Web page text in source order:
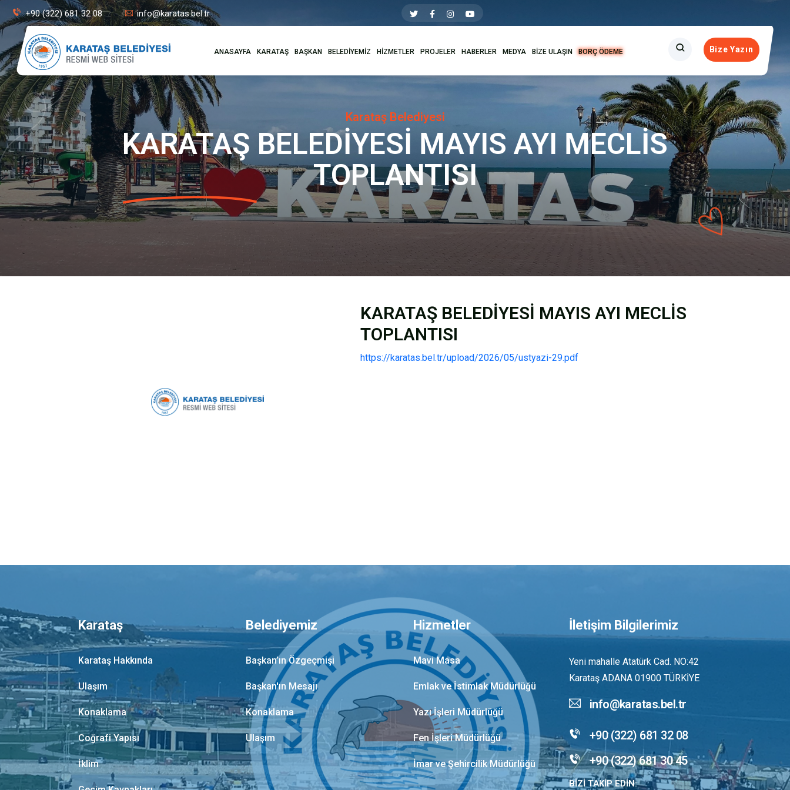
+90 (322) 681 32 08 info@karatas.bel.tr
ANASAYFA KARATAŞ BAŞKAN BELEDİYEMİZ HİZMETLER PROJELER HABERLER MEDYA BİZE ULAŞIN BORÇ ÖDEME Bize Yazın
Karataş Belediyesi
KARATAŞ BELEDİYESİ MAYIS AYI MECLİS
TOPLANTISI
KARATAŞ BELEDİYESİ MAYIS AYI MECLİS
TOPLANTISI
https://karatas.bel.tr/upload/2026/05/ustyazi-29.pdf
Karataş
Karataş Hakkında
Ulaşım
Konaklama
Coğrafi Yapısı
İklim
Belediyemiz
Başkan’ın Özgeçmişi
Başkan'ın Mesajı
Konaklama
Ulaşım
Hizmetler
Mavi Masa
Emlak ve İstimlak Müdürlüğü
Yazı İşleri Müdürlüğü
Fen İşleri Müdürlüğü
İmar ve Şehircilik Müdürlüğü
İletişim Bilgilerimiz
Yeni mahalle Atatürk Cad. NO:42
Karataş ADANA 01900 TÜRKİYE
info@karatas.bel.tr
+90 (322) 681 32 08
+90 (322) 681 30 45
BİZİ TAKİP EDİN: